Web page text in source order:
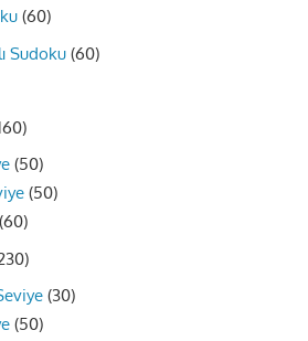
(60)
Sudoku (60)
(50)
(50)
(60)
(30)
(50)